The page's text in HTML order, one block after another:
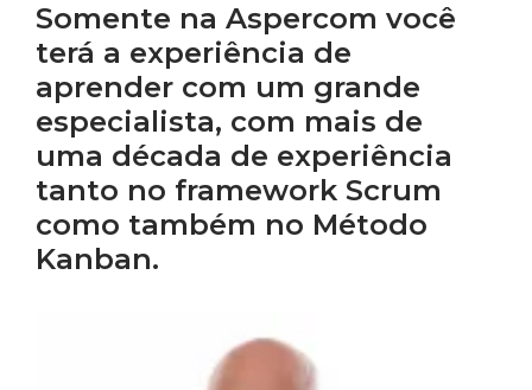
Somente na Aspercom você
terá a experiência de
aprender com um grande
especialista, com mais de
uma década de experiência
tanto no framework Scrum
como também no Método
Kanban.